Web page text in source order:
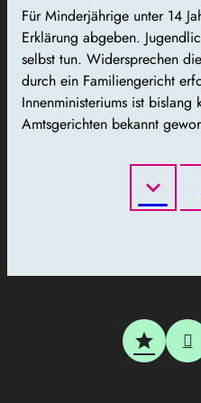
Für Minderjährige unter 14
Erklärung abgeben.
selbst tun. Widersprechen
durch ein Familiengericht
Innenministeriums ist
Amtsgerichten bekannt